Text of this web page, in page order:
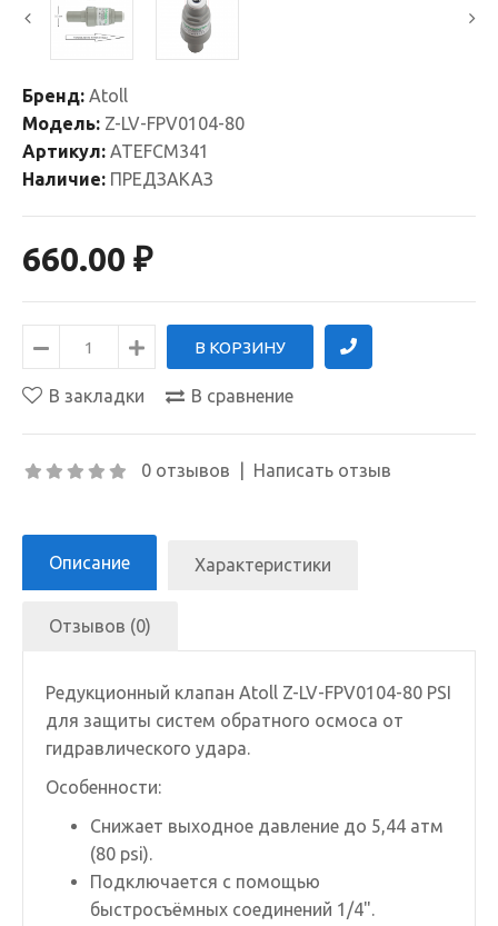
Бренд: Atoll
Модель: Z-LV-FPV0104-80
Артикул: ATEFCM341
Наличие: ПРЕДЗАКАЗ
660.00 ₽
В закладки В сравнение
0 отзывов Написать отзыв
Описание Характеристики
Отзывов (0)
Редукционный клапан Atoll Z-LV-FPV0104-80 PSI
для защиты систем обратного осмоса от
гидравлического удара.
Особенности:
Снижает выходное давление до 5,44 атм
(80 psi).
Подключается с помощью
быстросъёмных соединений 1/4".